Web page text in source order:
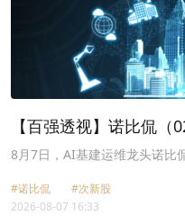
【百强透视】诺比侃（
单，股价应声上涨
8月7日，AI基建运维龙头诺比
#诺比侃
#次新股
2026-08-07 16:33